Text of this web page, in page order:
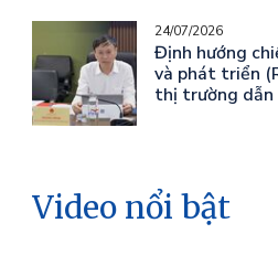
24/07/2026
Định hướng
và phát triển
thị trường dẫn
Video nổi bật